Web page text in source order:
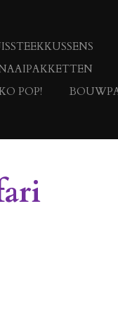
POP!